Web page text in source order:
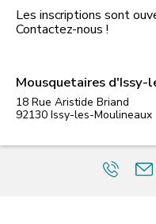
Les inscriptions sont
Contactez-nous !
Mousquetaires d'Issy-
18 Rue Aristide Briand
92130 Issy-les-Moulineaux